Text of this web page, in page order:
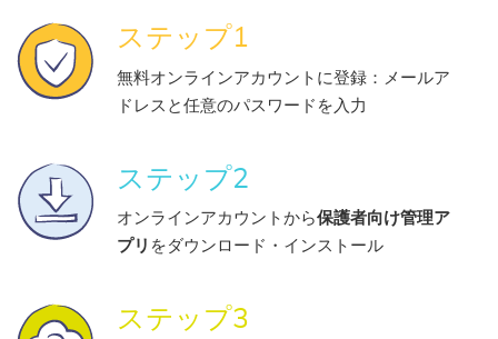
ステップ1
無料オンラインアカウントに登録：メールア
ドレスと任意のパスワードを入力
ステップ2
オンラインアカウントから保護者向け管理ア
プリ をダウンロード・インストール
ステップ3